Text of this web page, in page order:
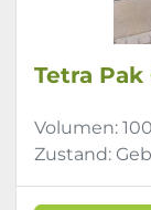
Tetra Pak
Volumen:
Zustand: